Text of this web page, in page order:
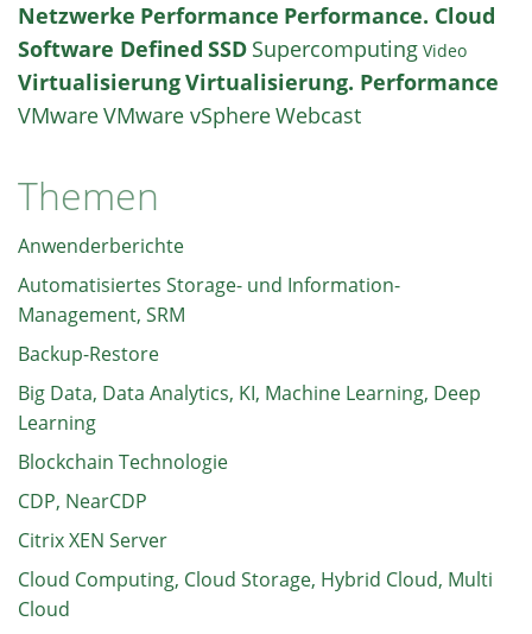
Netzwerke Performance Performance. Cloud
Software Defined SSD Supercomputing Video
VirtualisierungVirtualisierung. Performance
VMwareVMware vSphereWebcast
Themen
Anwenderberichte
Automatisiertes Storage- und Information-
Management, SRM
Backup-Restore
Big Data, Data Analytics, KI, Machine Learning, Deep
Learning
Blockchain Technologie
CDP, NearCDP
Citrix XEN Server
Cloud Computing, Cloud Storage, Hybrid Cloud, Multi
Cloud